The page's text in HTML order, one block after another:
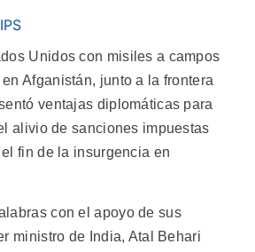
Unidos con misiles a campos
Afganistán, junto a la frontera
ventajas diplomáticas para
alivio de sanciones impuestas
fin de la insurgencia en
con el apoyo de sus
ministro de India, Atal Behari